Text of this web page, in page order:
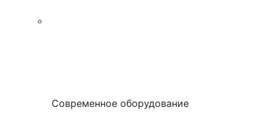
Современное оборудование